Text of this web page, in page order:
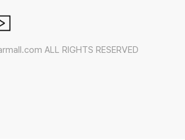
ALL RIGHTS RESERVED